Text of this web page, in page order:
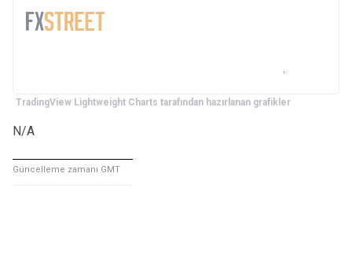
TradingView Lightweight Charts tarafından hazırlanan grafikler
N/A
Güncelleme zamanı GMT